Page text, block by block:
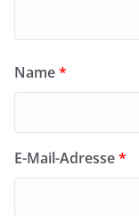
Name*
E-Mail-Adresse*